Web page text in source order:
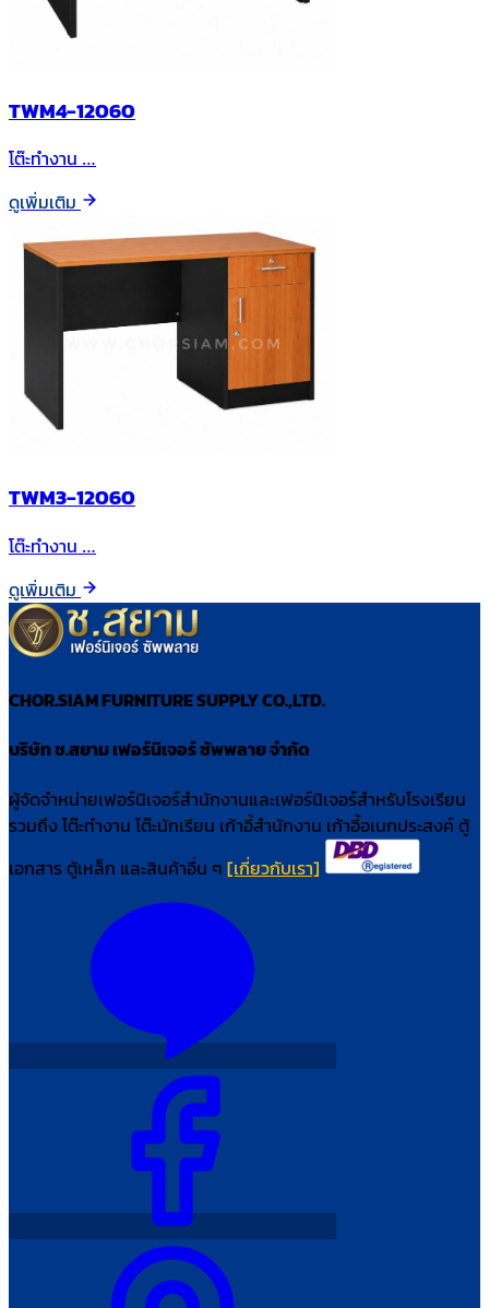
TWM4-12060
โต๊ะทำงาน …
ดูเพิ่มเติม
TWM3-12060
โต๊ะทำงาน …
ดูเพิ่มเติม
CHOR.SIAM FURNITURE SUPPLY CO.,LTD.
บริษัท ช.สยาม เฟอร์นิเจอร์ ซัพพลาย จำกัด
ผู้จัดจำหน่ายเฟอร์นิเจอร์สำนักงานและเฟอร์นิเจอร์สำหรับโรงเรียน
รวมถึง โต๊ะทำงาน โต๊ะนักเรียน เก้าอี้สำนักงาน เก้าอี้อเนกประสงค์ ตู้
เอกสาร ตู้เหล็ก และสินค้าอื่น ๆ [เกี่ยวกับเรา]